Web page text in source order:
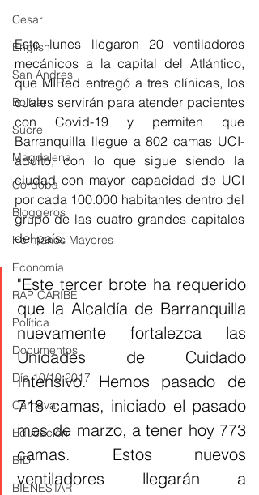
Cesar
English
San Andres
Bolívar
Sucre
Magdalena
Córdoba
Bloggeros
Hermanos Mayores
Economía
RAP CARIBE
Política
Documentos
Día 10/10 2017
Carnaval
Educación
BID
BIENESTAR
Este lunes llegaron 20 ventiladores
mecánicos a la capital del Atlántico,
que MIRed entregó a tres clínicas, los
cuales servirán para atender pacientes
con Covid-19 y permiten que
Barranquilla llegue a 802 camas UCI-
adulto, con lo que sigue siendo la
ciudad con mayor capacidad de UCI
por cada 100.000 habitantes dentro del
grupo de las cuatro grandes capitales
del país.
"Este tercer brote ha requerido
que la Alcaldía de Barranquilla
nuevamente fortalezca las
Unidades de Cuidado
Intensivo. Hemos pasado de
718 camas, iniciado el pasado
mes de marzo, a tener hoy 773
camas. Estos nuevos
ventiladores llegarán a